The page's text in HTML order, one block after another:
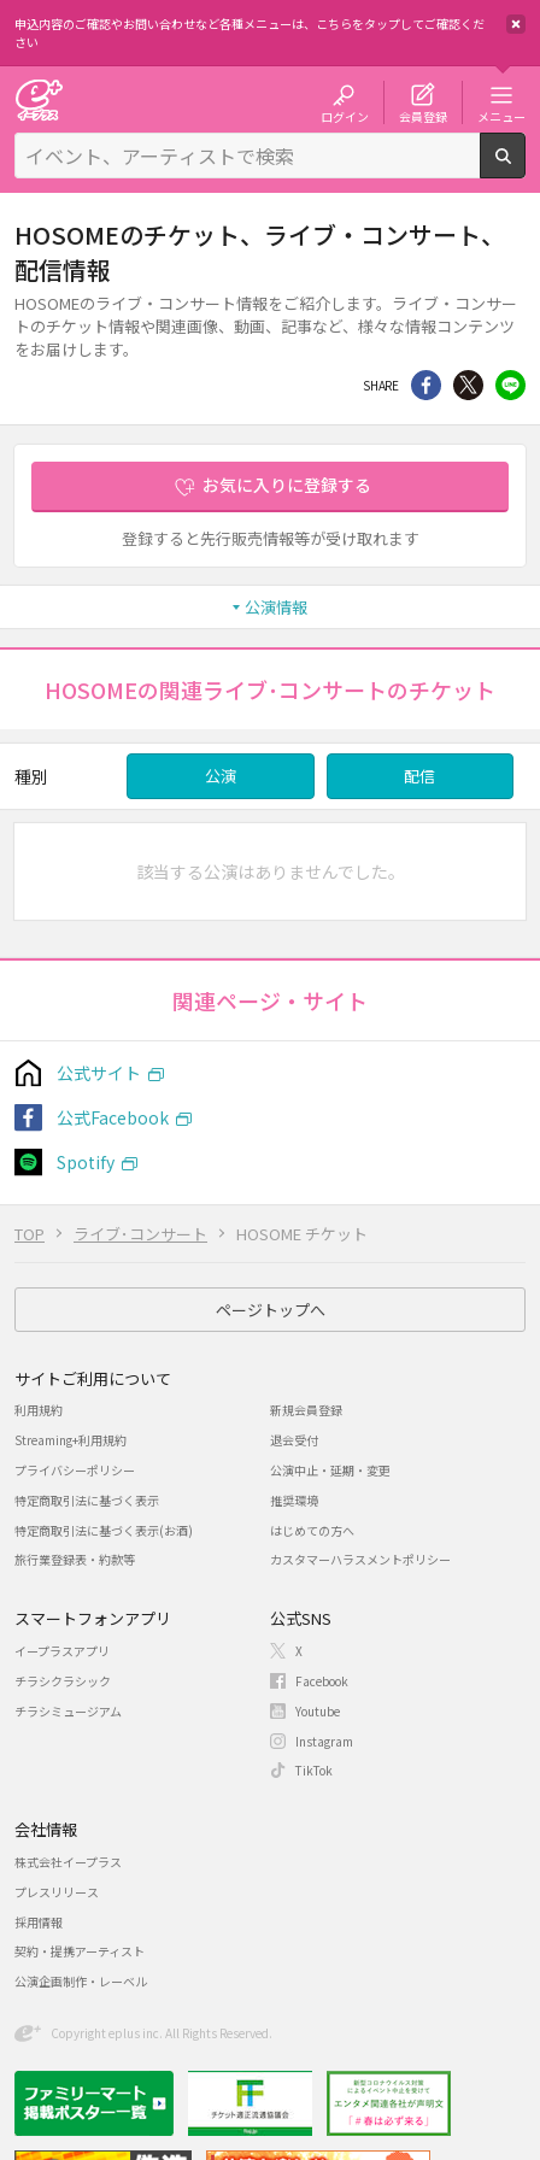
申込内容のご確認やお問い合わせなど各種メニューは、 こちらをタップしてご確認くだ
さい
ログイン 会員登録 メニュー
TOP ライブ･コンサート HOSOME チケット
HOSOMEのチケット、ライブ・コンサート、
配信情報
HOSOMEのライブ・コンサート情報をご紹介します。ライブ・コンサー
トのチケット情報や関連画像、動画、記事など、様々な情報コンテンツ
をお届けします。
SHARE シェア Twitter
お気に入りに登録する
登録すると先行販売情報等が受け取れます
公演情報
HOSOMEの関連ライブ･コンサートのチケット
種別 公演 配信
該当する公演はありませんでした。
関連ページ・サイト
公式サイト
公式Facebook
Spotify
ページトップへ
サイトご利用について
利用規約
Streaming+利用規約
プライバシーポリシー
特定商取引法に基づく表示
特定商取引法に基づく表示(お酒)
旅行業登録表・約款等
新規会員登録
退会受付
公演中止・延期・変更
推奨環境
はじめての方へ
カスタマーハラスメントポリシー
スマートフォンアプリ
イープラスアプリ
チラシクラシック
チラシミュージアム
公式SNS
X
Facebook
Youtube
Instagram
TikTok
会社情報
株式会社イープラス
プレスリリース
採用情報
契約・提携アーティスト
公演企画制作・レーベル
Copyright eplus inc. All Rights Reserved.